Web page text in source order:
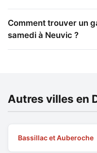
Comment trouver un
samedi à Neuvic ?
Autres villes en
Bassillac et Auberoche